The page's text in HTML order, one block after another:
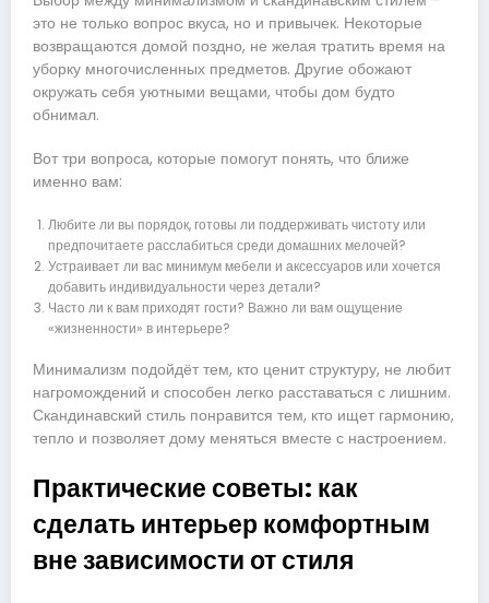
это не только вопрос вкуса, но и привычек. Некоторые
возвращаются домой поздно, не желая тратить время на
уборку многочисленных предметов. Другие обожают
окружать себя уютными вещами, чтобы дом будто
обнимал.
Вот три вопроса, которые помогут понять, что ближе
именно вам:
Любите ли вы порядок, готовы ли поддерживать чистоту или
предпочитаете расслабиться среди домашних мелочей?
Устраивает ли вас минимум мебели и аксессуаров или хочется
добавить индивидуальности через детали?
Часто ли к вам приходят гости? Важно ли вам ощущение
«жизненности» в интерьере?
Минимализм подойдёт тем, кто ценит структуру, не любит
нагромождений и способен легко расставаться с лишним.
Скандинавский стиль понравится тем, кто ищет гармонию,
тепло и позволяет дому меняться вместе с настроением.
Практические советы: как
сделать интерьер комфортным
вне зависимости от стиля